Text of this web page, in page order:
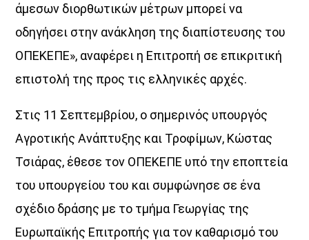
άµεσων διορθωτικών µέτρων µπορεί να
οδηγήσει στην ανάκληση της διαπίστευσης του
ΟΠΕΚΕΠΕ», αναφέρει η Επιτροπή σε επικριτική
επιστολή της προς τις ελληνικές αρχές.
Στις 11 Σεπτεµβρίου, ο σηµερινός υπουργός
Αγροτικής Ανάπτυξης και Τροφίµων, Κώστας
Τσιάρας, έθεσε τον ΟΠΕΚΕΠΕ υπό την εποπτεία
του υπουργείου του και συµφώνησε σε ένα
σχέδιο δράσης µε το τµήµα Γεωργίας της
Ευρωπαϊκής Επιτροπής για τον καθαρισµό του